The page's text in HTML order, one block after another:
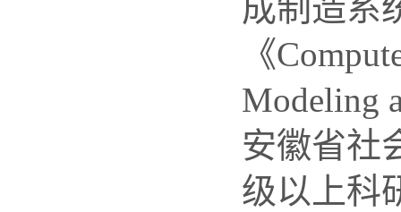
成制造系
《
Modeling
安徽省社
级以上科